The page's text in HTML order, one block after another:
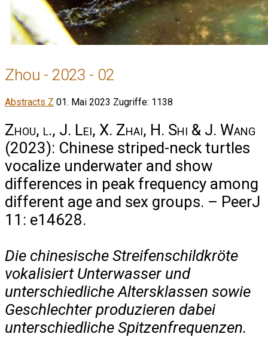
Zhou - 2023 - 02
Abstracts Z 01. Mai 2023 Zugriffe: 1138
Zhou, l., J. Lei, X. Zhai, H. Shi & J. Wang
(2023): Chinese striped-neck turtles
vocalize underwater and show
differences in peak frequency among
different age and sex groups. – PeerJ
11: e14628.
Die chinesische Streifenschildkröte
vokalisiert Unterwasser und
unterschiedliche Altersklassen sowie
Geschlechter produzieren dabei
unterschiedliche Spitzenfrequenzen.